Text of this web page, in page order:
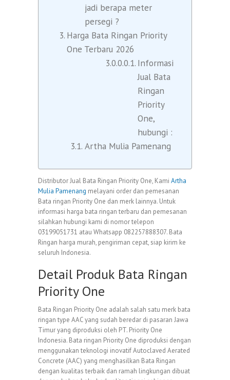
jadi berapa meter
persegi ?
Harga Bata Ringan Priority
One Terbaru 2026
Informasi
Jual Bata
Ringan
Priority
One,
hubungi :
Artha Mulia Pamenang
Distributor Jual Bata Ringan Priority One, Kami Artha
Mulia Pamenang melayani order dan pemesanan
Bata ringan Priority One dan merk lainnya. Untuk
informasi harga bata ringan terbaru dan pemesanan
silahkan hubungi kami di nomor telepon
03199051731 atau Whatsapp 082257888307. Bata
Ringan harga murah, pengiriman cepat, siap kirim ke
seluruh Indonesia.
Detail Produk Bata Ringan
Priority One
Bata Ringan Priority One adalah salah satu merk bata
ringan type AAC yang sudah beredar di pasaran Jawa
Timur yang diproduksi oleh PT. Priority One
Indonesia. Bata ringan Priority One diproduksi dengan
menggunakan teknologi inovatif Autoclaved Aerated
Concrete (AAC) yang menghasilkan Bata Ringan
dengan kualitas terbaik dan ramah lingkungan dibuat